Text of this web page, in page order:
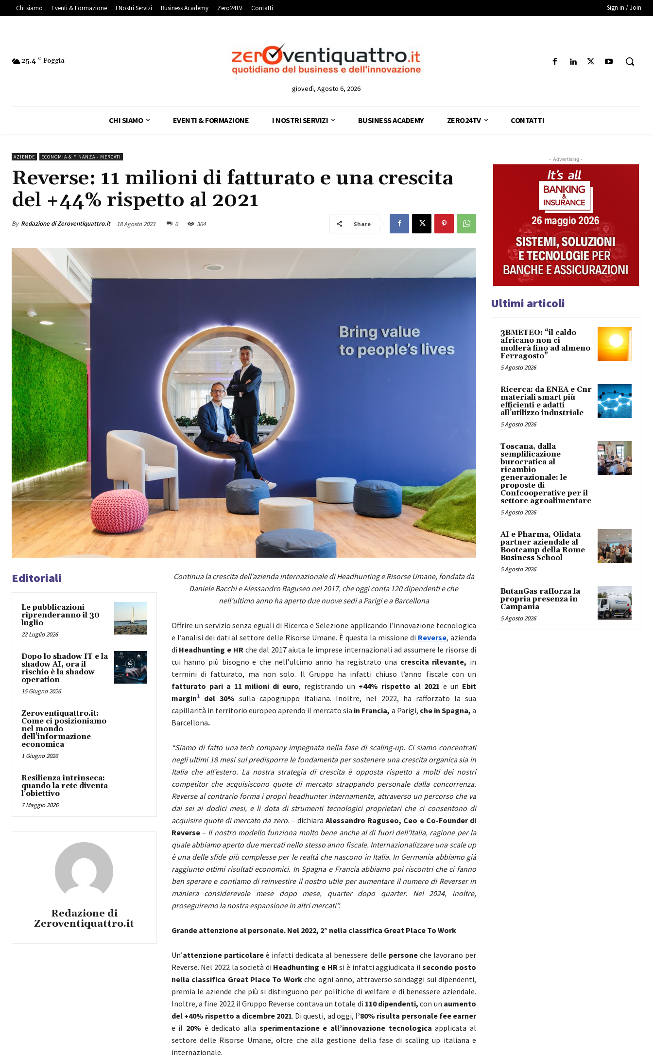
Chi siamo Eventi & Formazione I Nostri Servizi Business Academy Zero24TV Contatti Sign in / Join
25.4 C Foggia
giovedì, Agosto 6, 2026
CHI SIAMO EVENTI & FORMAZIONE I NOSTRI SERVIZI BUSINESS ACADEMY ZERO24TV CONTATTI
AZIENDE ECONOMIA & FINANZA - MERCATI
Reverse: 11 milioni di fatturato e una crescita
del +44% rispetto al 2021
By Redazione di Zeroventiquattro.it 18 Agosto 2023 0 364 Share
Editoriali
Le pubblicazioni
riprenderanno il 30
luglio
22 Luglio 2026
Dopo lo shadow IT e la
shadow AI, ora il
rischio è la shadow
operation
15 Giugno 2026
Zeroventiquattro.it:
Come ci posizioniamo
nel mondo
dell’informazione
economica
1 Giugno 2026
Resilienza intrinseca:
quando la rete diventa
l’obiettivo
7 Maggio 2026
Redazione di
Zeroventiquattro.it
Continua la crescita dell’azienda internazionale di Headhunting e Risorse Umane, fondata da
Daniele Bacchi e Alessandro Raguseo nel 2017, che oggi conta 120 dipendenti e che
nell’ultimo anno ha aperto due nuove sedi a Parigi e a Barcellona
Offrire un servizio senza eguali di Ricerca e Selezione applicando l’innovazione tecnologica
e l’analisi dei dati al settore delle Risorse Umane. È questa la missione di Reverse, azienda
di Headhunting e HR che dal 2017 aiuta le imprese internazionali ad assumere le risorse di
cui hanno più bisogno e che nell’ultimo anno ha registrato una crescita rilevante, in
termini di fatturato, ma non solo. Il Gruppo ha infatti chiuso l’anno fiscale con un
fatturato pari a 11 milioni di euro, registrando un +44% rispetto al 2021 e un Ebit
margin1del 30% sulla capogruppo italiana. Inoltre, nel 2022, ha rafforzato la sua
capillarità in territorio europeo aprendo il mercato sia in Francia, a Parigi, che in Spagna, a
Barcellona.
“Siamo di fatto una tech company impegnata nella fase di scaling-up. Ci siamo concentrati
negli ultimi 18 mesi sul predisporre le fondamenta per sostenere una crescita organica sia in
Italia che all’estero. La nostra strategia di crescita è opposta rispetto a molti dei nostri
competitor che acquisiscono quote di mercato strappando personale dalla concorrenza.
Reverse al contrario forma i propri headhunter internamente, attraverso un percorso che va
dai sei ai dodici mesi, e li dota di strumenti tecnologici proprietari che ci consentono di
acquisire quote di mercato da zero. – dichiaraAlessandro Raguseo, Ceo e Co-Founder di
Reverse– Il nostro modello funziona molto bene anche al di fuori dell’Italia, ragione per la
quale abbiamo aperto due mercati nello stesso anno fiscale. Internazionalizzare una scale up
è una delle sfide più complesse per le realtà che nascono in Italia. In Germania abbiamo già
raggiunto ottimi risultati economici. In Spagna e Francia abbiamo poi riscontri che ci fanno
ben sperare e contiamo di reinvestire il nostro utile per aumentare il numero di Reverser in
maniera considerevole mese dopo mese, quarter dopo quarter. Nel 2024, inoltre,
proseguiremo la nostra espansione in altri mercati”.
Grande attenzione al personale. Nel 2022, 2° nella classifica Great Place To Work
Un’attenzione particolareè infatti dedicata al benessere delle personeche lavorano per
Reverse. Nel 2022 la società di Headhunting e HRsi è infatti aggiudicata ilsecondo posto
nella classifica Great Place To Workche ogni anno, attraverso sondaggi sui dipendenti,
premia le aziende che più si distinguono per politiche di welfare e di benessere aziendale.
Inoltre, a fine 2022 il Gruppo Reverse contava un totale di 110 dipendenti, con un aumento
del +40% rispetto a dicembre 2021. Di questi, ad oggi, l’80% risulta personale fee earner
e il 20% è dedicato alla sperimentazione e all’innovazione tecnologica applicata al
settore delle Risorse Umane, oltre che alla gestione della fase di scaling up italiana e
internazionale.
- Advertising -
Ultimi articoli
3BMETEO: “il caldo
africano non ci
mollerà fino ad almeno
Ferragosto”
5 Agosto 2026
Ricerca: da ENEA e Cnr
materiali smart più
efficienti e adatti
all’utilizzo industriale
5 Agosto 2026
Toscana, dalla
semplificazione
burocratica al
ricambio
generazionale: le
proposte di
Confcooperative per il
settore agroalimentare
5 Agosto 2026
AI e Pharma, Olidata
partner aziendale al
Bootcamp della Rome
Business School
5 Agosto 2026
ButanGas rafforza la
propria presenza in
Campania
5 Agosto 2026